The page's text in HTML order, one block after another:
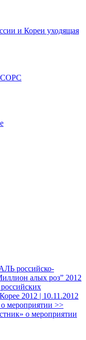
и Кореи уходящая
российско-
алых роз” 2012
2012 | 10.11.2012
мероприятии >>
о мероприятии